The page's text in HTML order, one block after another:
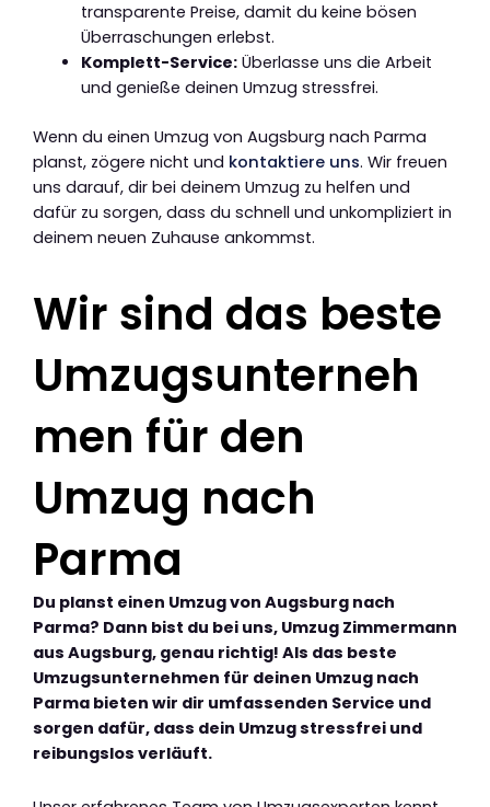
transparente Preise, damit du keine bösen
Überraschungen erlebst.
Komplett-Service:Überlasse uns die Arbeit
und genieße deinen Umzug stressfrei.
Wenn du einen Umzug von Augsburg nach Parma
planst, zögere nicht und kontaktiere uns. Wir freuen
uns darauf, dir bei deinem Umzug zu helfen und
dafür zu sorgen, dass du schnell und unkompliziert in
deinem neuen Zuhause ankommst.
Wir sind das beste
Umzugsunterneh
men für den
Umzug nach
Parma
Du planst einen Umzug von Augsburg nach
Parma? Dann bist du bei uns, Umzug Zimmermann
aus Augsburg, genau richtig! Als das beste
Umzugsunternehmen für deinen Umzug nach
Parma bieten wir dir umfassenden Service und
sorgen dafür, dass dein Umzug stressfrei und
reibungslos verläuft.